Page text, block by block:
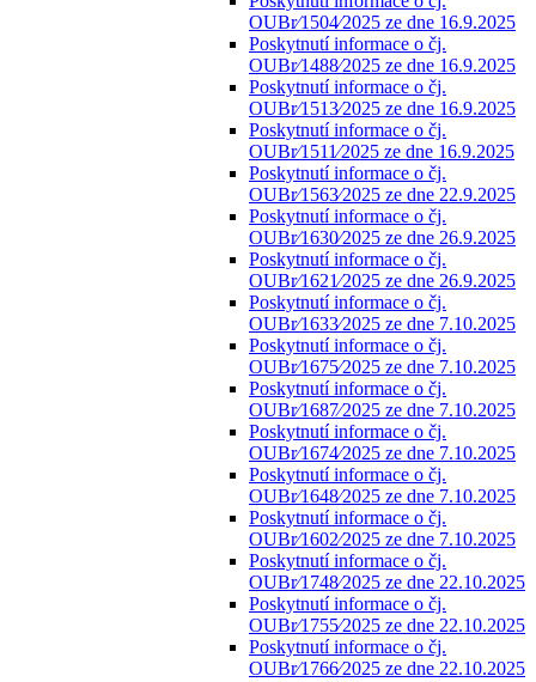
OUBr⁄1504⁄2025 ze dne 16.9.2025
Poskytnutí informace o čj.
OUBr⁄1488⁄2025 ze dne 16.9.2025
Poskytnutí informace o čj.
OUBr⁄1513⁄2025 ze dne 16.9.2025
Poskytnutí informace o čj.
OUBr⁄1511⁄2025 ze dne 16.9.2025
Poskytnutí informace o čj.
OUBr⁄1563⁄2025 ze dne 22.9.2025
Poskytnutí informace o čj.
OUBr⁄1630⁄2025 ze dne 26.9.2025
Poskytnutí informace o čj.
OUBr⁄1621⁄2025 ze dne 26.9.2025
Poskytnutí informace o čj.
OUBr⁄1633⁄2025 ze dne 7.10.2025
Poskytnutí informace o čj.
OUBr⁄1675⁄2025 ze dne 7.10.2025
Poskytnutí informace o čj.
OUBr⁄1687⁄2025 ze dne 7.10.2025
Poskytnutí informace o čj.
OUBr⁄1674⁄2025 ze dne 7.10.2025
Poskytnutí informace o čj.
OUBr⁄1648⁄2025 ze dne 7.10.2025
Poskytnutí informace o čj.
OUBr⁄1602⁄2025 ze dne 7.10.2025
Poskytnutí informace o čj.
OUBr⁄1748⁄2025 ze dne 22.10.2025
Poskytnutí informace o čj.
OUBr⁄1755⁄2025 ze dne 22.10.2025
Poskytnutí informace o čj.
OUBr⁄1766⁄2025 ze dne 22.10.2025